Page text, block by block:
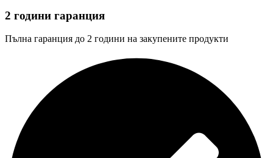
2 години гаранция
Пълна гаранция до 2 години на закупените продукти